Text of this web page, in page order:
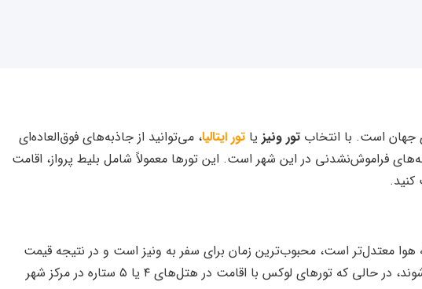
جهان است. با انتخاب تور ونیز یا تور ایتالیا، می‌توانید از جاذبه‌های فوق‌العاده‌ای
فراموش‌نشدنی در این شهر است. این تورها معمولاً شامل بلیط پرواز، اقامت
کنید.
معتدل‌تر است، محبوب‌ترین زمان برای سفر به ونیز است و در نتیجه قیمت
تورها ممکن است در این بازه‌ها بیشتر باشد. تورهای اقتصادی معمولاً اقامت در هتل‌های ۳ ستاره یا اطراف ونیز را شامل می‌شوند، در حالی که تورهای لوکس با اقامت در هتل‌های ۴ یا ۵ ستاره در مرکز شهر